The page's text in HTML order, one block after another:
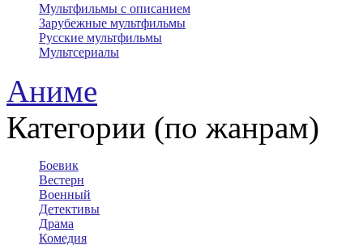
Мультфильмы с описанием
Зарубежные мультфильмы
Русские мультфильмы
Мультсериалы
Аниме
Категории (по жанрам)
Боевик
Вестерн
Военный
Детективы
Драма
Комедия